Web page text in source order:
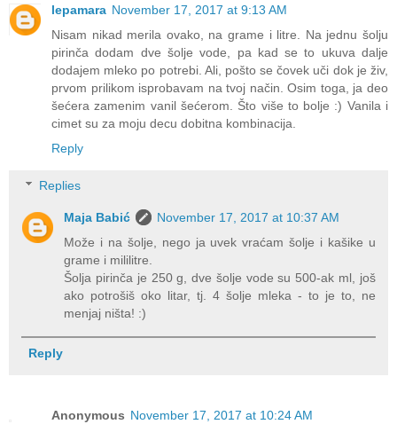
lepamara November 17, 2017 at 9:13 AM
Nisam nikad merila ovako, na grame i litre. Na jednu šolju
pirinča dodam dve šolje vode, pa kad se to ukuva dalje
dodajem mleko po potrebi. Ali, pošto se čovek uči dok je živ,
prvom prilikom isprobavam na tvoj način. Osim toga, ja deo
šećera zamenim vanil šećerom. Što više to bolje :) Vanila i
cimet su za moju decu dobitna kombinacija.
Reply
Replies
Maja Babić
November 17, 2017 at 10:37 AM
Može i na šolje, nego ja uvek vraćam šolje i kašike u
grame i mililitre.
Šolja pirinča je 250 g, dve šolje vode su 500-ak ml, još
ako potrošiš oko litar, tj. 4 šolje mleka - to je to, ne
menjaj ništa! :)
Reply
Anonymous November 17, 2017 at 10:24 AM